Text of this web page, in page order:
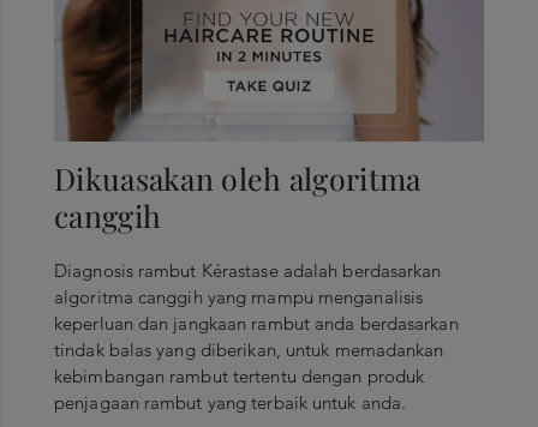
Dikuasakan oleh algoritma
canggih
Diagnosis rambut Kérastase adalah berdasarkan
algoritma canggih yang mampu menganalisis
keperluan dan jangkaan rambut anda berdasarkan
tindak balas yang diberikan, untuk memadankan
kebimbangan rambut tertentu dengan produk
penjagaan rambut yang terbaik untuk anda.